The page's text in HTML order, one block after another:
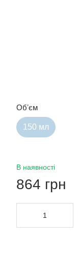
Обʼєм
150 мл
В наявності
864 грн